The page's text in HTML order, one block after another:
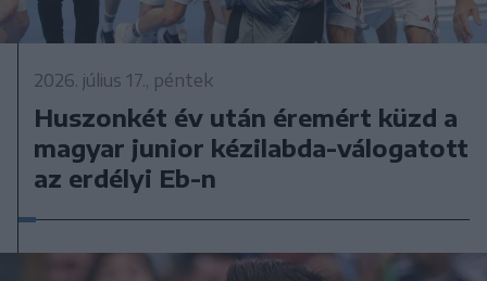
2026. július 17., péntek
Huszonkét év után éremért küzd a
magyar junior kézilabda-válogatott
az erdélyi Eb-n